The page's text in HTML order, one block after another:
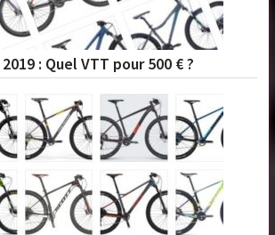
2019 : Quel VTT pour 500 € ?